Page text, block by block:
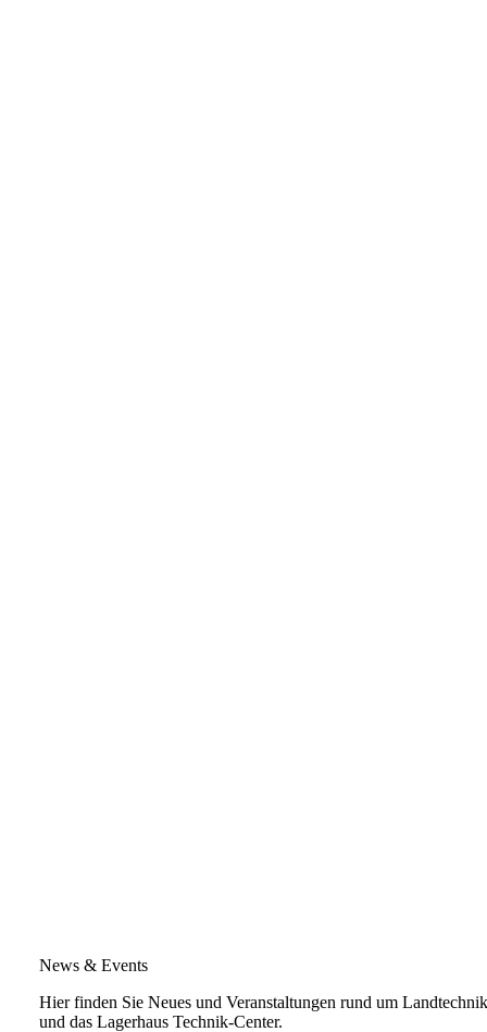
News & Events
Hier finden Sie Neues und Veranstaltungen rund um Landtechnik
und das Lagerhaus Technik-Center.